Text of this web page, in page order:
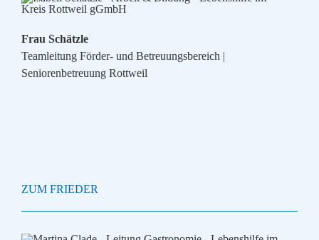
Frau Schätzle
Teamleitung Förder- und Betreuungsbereich |
Seniorenbetreuung Rottweil
ZUM FRIEDER